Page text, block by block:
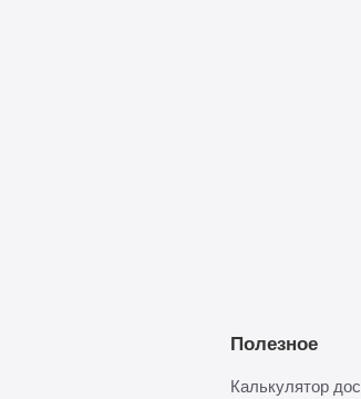
Полезное
Калькулятор